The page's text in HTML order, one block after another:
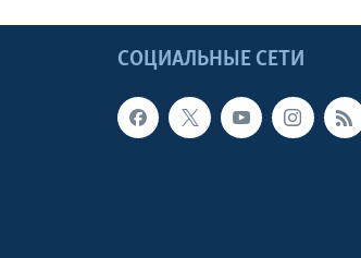
СОЦИАЛЬНЫЕ СЕТИ